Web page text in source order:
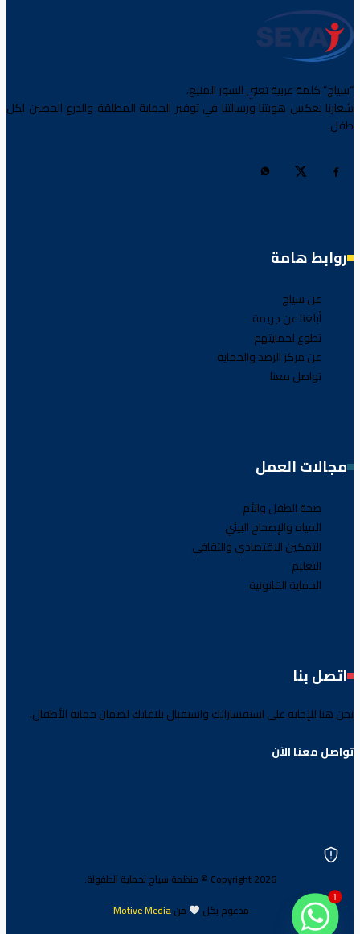
“سياج” كلمة عربية تعني السور المنيع.
شعارنا يعكس هويتنا ورسالتنا في توفير الحماية المطلقة والدرع الحصين لكل
طفل.
روابط هامة
عن سياج
أبلغنا عن جريمة
تطوع لحمايتهم
عن مركز الرصد والحماية
تواصل معنا
مجالات العمل
صحة الطفل والأم
المياه والإصحاح البيئي
التمكين الاقتصادي والثقافي
التعليم
الحماية القانونية
اتصل بنا
نحن هنا للإجابة على استفساراتك واستقبال بلاغاتك لضمان حماية الأطفال.
تواصل معنا الآن
Copyright 2026 © منظمة سياج لحماية الطفولة.
مدعوم بكل
منMotive Media
.
1